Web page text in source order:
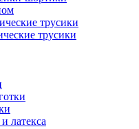
трусики
трусики
латекса